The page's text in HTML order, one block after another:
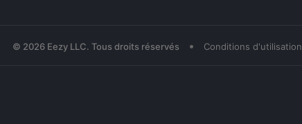
© 2026 Eezy LLC. Tous droits réservés • Conditions d'utilisation